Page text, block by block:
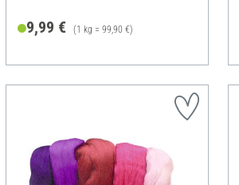
9,99 € (1 kg = 99,90 €)